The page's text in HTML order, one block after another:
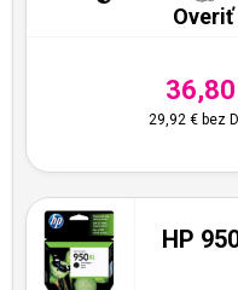
29,92 € bez
HP